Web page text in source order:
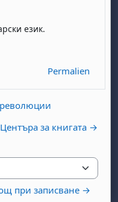
език.
Permalien
за книгата →
при записване →